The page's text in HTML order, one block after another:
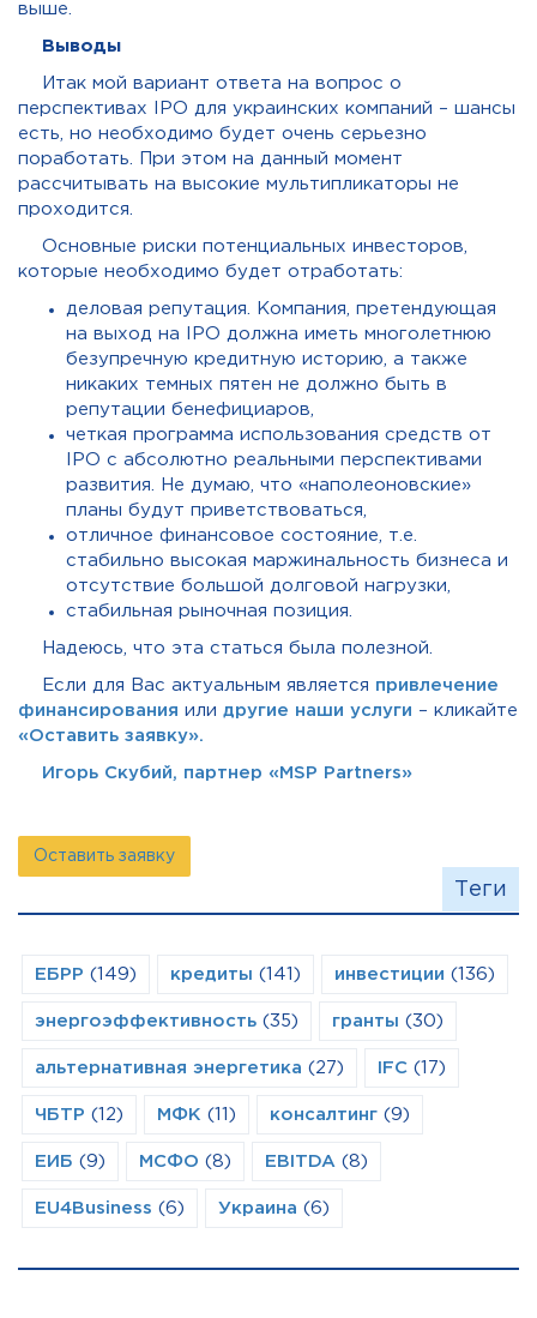
выше.
Выводы
Итак мой вариант ответа на вопрос о
перспективах IPO для украинских компаний – шансы
есть, но необходимо будет очень серьезно
поработать. При этом на данный момент
рассчитывать на высокие мультипликаторы не
проходится.
Основные риски потенциальных инвесторов,
которые необходимо будет отработать:
деловая репутация. Компания, претендующая
на выход на IPO должна иметь многолетнюю
безупречную кредитную историю, а также
никаких темных пятен не должно быть в
репутации бенефициаров,
четкая программа использования средств от
IPO с абсолютно реальными перспективами
развития. Не думаю, что «наполеоновские»
планы будут приветствоваться,
отличное финансовое состояние, т.е.
стабильно высокая маржинальность бизнеса и
отсутствие большой долговой нагрузки,
стабильная рыночная позиция.
Надеюсь, что эта статься была полезной.
Если для Вас актуальным является привлечение
финансирования или другие наши услуги – кликайте
«Оставить заявку».
Игорь Скубий, партнер «MSP Partners»
Оставить заявку
Теги
ЕБРР (149) кредиты (141) инвестиции (136)
энергоэффективность (35) гранты (30)
альтернативная энергетика (27) IFC (17)
ЧБТР (12) МФК (11) консалтинг (9)
ЕИБ (9) МСФО (8) EBITDA (8)
EU4Business (6) Украина (6)